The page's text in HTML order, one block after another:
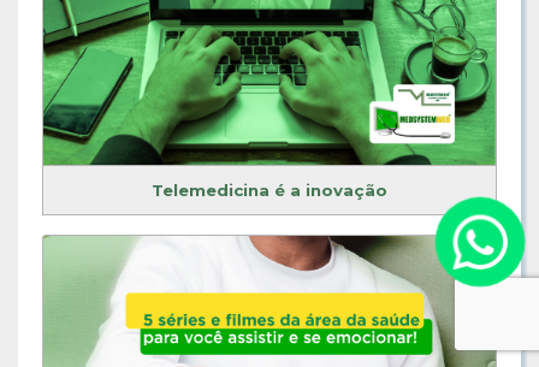
Telemedicina é a inovação